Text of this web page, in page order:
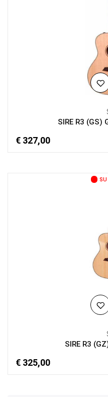
SIRE R3 (GS)
€ 327,00
SU
SIRE R3
€ 325,00